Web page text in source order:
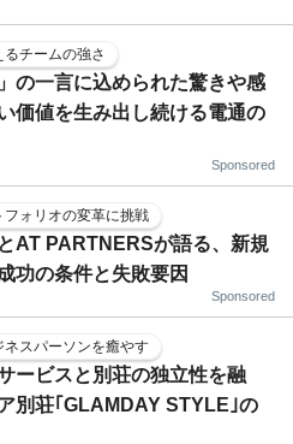
チームの強さ
の一言に込められた驚きや感
価値を生み出し続ける電通の
Sponsored
フォリオの変革に挑戦
AT PARTNERSが語る、新規
功の条件と失敗要因
Sponsored
ネスパーソンを癒やす
ービスと別荘の独立性を融
別荘｢GLAMDAY STYLE｣の